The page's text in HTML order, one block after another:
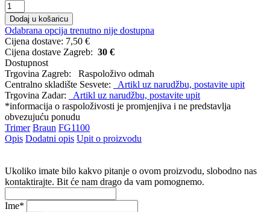
Dodaj u košaricu
Odabrana opcija trenutno nije dostupna
Cijena dostave: 7,50 €
Cijena dostave Zagreb: 30 €
Dostupnost
Trgovina Zagreb:
Raspoloživo odmah
Centralno skladište Sesvete:
Artikl uz narudžbu, postavite upit
Trgovina Zadar:
Artikl uz narudžbu, postavite upit
*informacija o raspoloživosti je promjenjiva i ne predstavlja
obvezujuću ponudu
Trimer Braun FG1100
Opis Dodatni opis Upit o proizvodu
Ukoliko imate bilo kakvo pitanje o ovom proizvodu, slobodno nas
kontaktirajte. Bit će nam drago da vam pomognemo.
Ime*